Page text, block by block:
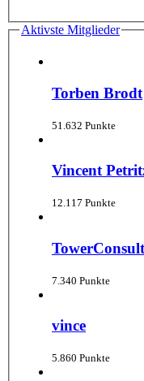
Aktivste Mitglieder
Torben Brodt
51.632 Punkte
Vincent
12.117 Punkte
7.340 Punkte
vince
5.860 Punkte